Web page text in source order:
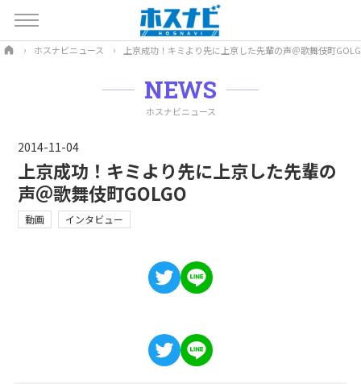
ホスナビニュース 上京成功！キミより先に上京した先輩の声＠歌舞伎町
NEWS
ホスナビニュース
2014-11-04
上京成功！キミより先に上京した先輩の
声＠歌舞伎町GOLGO
動画 インタビュー